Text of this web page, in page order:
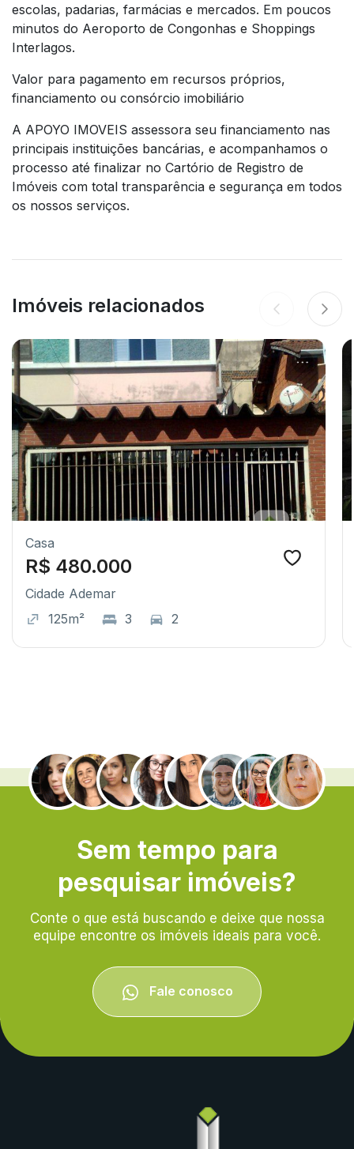
escolas, padarias, farmácias e mercados. Em poucos
minutos do Aeroporto de Congonhas e Shoppings
Interlagos.
Valor para pagamento em recursos próprios,
financiamento ou consórcio imobiliário
A APOYO IMOVEIS assessora seu financiamento nas
principais instituições bancárias, e acompanhamos o
processo até finalizar no Cartório de Registro de
Imóveis com total transparência e segurança em todos
os nossos serviços.
Imóveis relacionados
Casa
R$ 480.000
Cidade Ademar
125m²
3 2
.
Sem tempo para
pesquisar imóveis?
Conte o que está buscando e deixe que nossa
equipe encontre os imóveis ideais para você.
Fale conosco